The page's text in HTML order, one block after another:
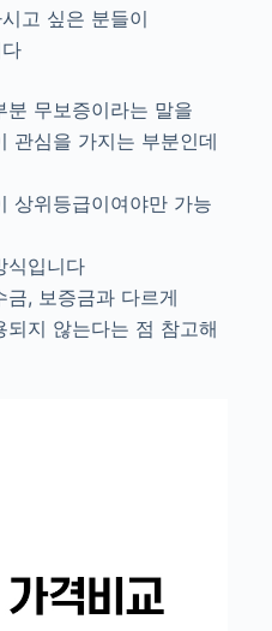
고 싶은 분들이
무보증이라는 말을
관심을 가지는 부분인데
상위등급이여야만 가능
식입니다
, 보증금과 다르게
지 않는다는 점 참고해